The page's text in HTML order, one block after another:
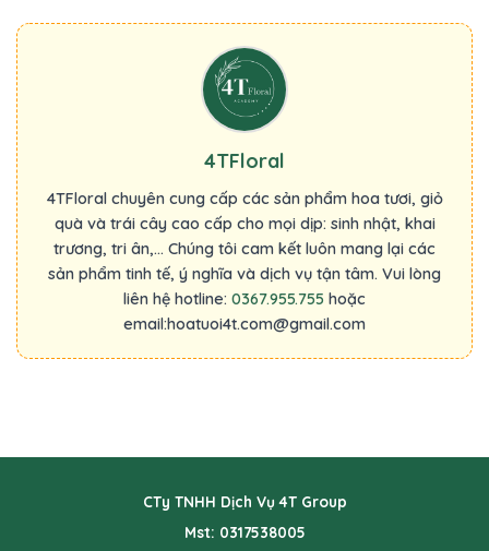
4TFloral
4TFloral chuyên cung cấp các sản phẩm hoa tươi, giỏ
quà và trái cây cao cấp cho mọi dịp: sinh nhật, khai
trương, tri ân,... Chúng tôi cam kết luôn mang lại các
sản phẩm tinh tế, ý nghĩa và dịch vụ tận tâm. Vui lòng
liên hệ hotline: 0367.955.755 hoặc
email:hoatuoi4t.com@gmail.com
CTy TNHH Dịch Vụ 4T Group
Mst: 0317538005